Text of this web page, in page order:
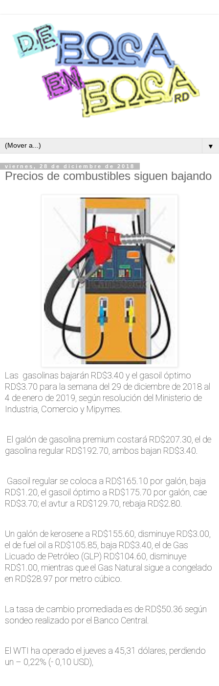
▼
viernes, 28 de diciembre de 2018
Precios de combustibles siguen bajando
Las gasolinas bajarán RD$3.40 y el gasoil óptimo
RD$3.70 para la semana del 29 de diciembre de 2018 al
4 de enero de 2019, según resolución del Ministerio de
Industria, Comercio y Mipymes.
El galón de gasolina premium costará RD$207.30, el de
gasolina regular RD$192.70, ambos bajan RD$3.40.
Gasoil regular se coloca a RD$165.10 por galón, baja
RD$1.20, el gasoil óptimo a RD$175.70 por galón, cae
RD$3.70; el avtur a RD$129.70, rebaja RD$2.80.
Un galón de kerosene a RD$155.60, disminuye RD$3.00,
el de fuel oil a RD$105.85, baja RD$3.40, el de Gas
Licuado de Petróleo (GLP) RD$104.60, disminuye
RD$1.00, mientras que el Gas Natural sigue a congelado
en RD$28.97 por metro cúbico.
La tasa de cambio promediada es de RD$50.36 según
sondeo realizado por el Banco Central.
El WTI ha operado el jueves a 45,31 dólares, perdiendo
un – 0,22% (- 0,10 USD),